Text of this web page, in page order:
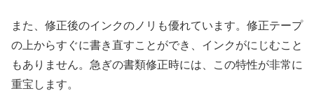
また、修正後のインクのノリも優れています。修正テープ
の上からすぐに書き直すことができ、インクがにじむこと
もありません。急ぎの書類修正時には、この特性が非常に
重宝します。